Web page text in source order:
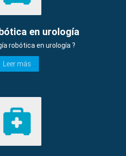
en urología
robótica en urología ?
Leer más